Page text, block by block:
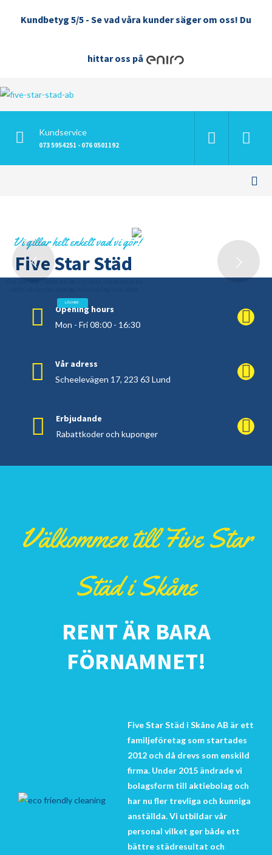
Kundbetyg 5/5 - Se vad våra kunder säger om oss! Du
hittar oss på
Kundservice
073 5954251 - 076 0501192
Vi gillar helt enkelt vad vi gör!
Five Star Städ
LÄS MER
Opening hours
Mon - Fri 08:00 - 16:30
Vår adress
Scheelevägen 17, 223 63 Lund
Erbjudande
Rabattkoder och kuponger
Välkommen till Five Star
Städ i Skåne
RENT ÄR BARA
FÖRNAMNET!
Five Star Städ i Skåne AB är ett
familjeföretag som startades
2012 och då drevs som enskild
firma. Under 2015 ändrade vi
bolagsform till aktiebolag och
har nu fler trevliga och kunniga
anställda. Vi utbildar vår
personal vilket ger både ett
bättre städresultat och